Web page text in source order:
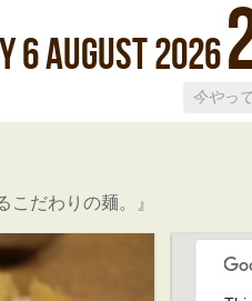
6August2026
こだわりの麺。』